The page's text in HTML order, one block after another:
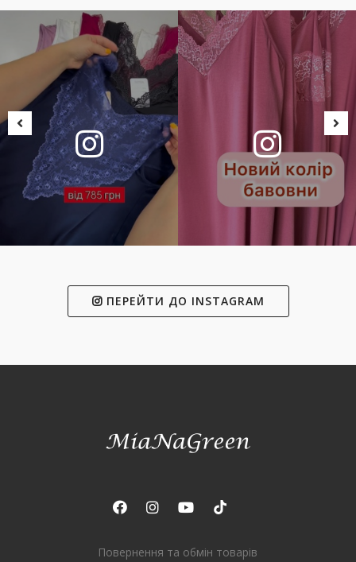
ПЕРЕЙТИ ДО INSTAGRAM
Повернення та обмін товарів